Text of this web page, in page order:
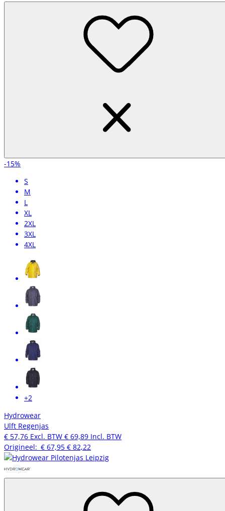
-15%
S
M
L
XL
2XL
3XL
4XL
+2
Hydrowear
Ulft Regenjas
€ 57,76 Excl. BTW € 69,89 Incl. BTW
Origineel: € 67,95 € 82,22